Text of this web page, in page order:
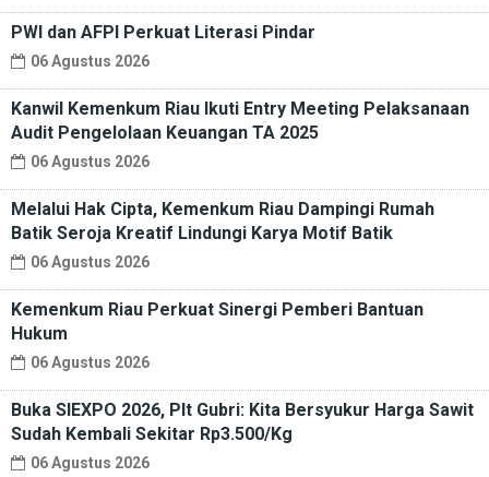
PWI dan AFPI Perkuat Literasi Pindar
06 Agustus 2026
Kanwil Kemenkum Riau Ikuti Entry Meeting Pelaksanaan
Audit Pengelolaan Keuangan TA 2025
06 Agustus 2026
Melalui Hak Cipta, Kemenkum Riau Dampingi Rumah
Batik Seroja Kreatif Lindungi Karya Motif Batik
06 Agustus 2026
Kemenkum Riau Perkuat Sinergi Pemberi Bantuan
Hukum
06 Agustus 2026
Buka SIEXPO 2026, Plt Gubri: Kita Bersyukur Harga Sawit
Sudah Kembali Sekitar Rp3.500/Kg
06 Agustus 2026